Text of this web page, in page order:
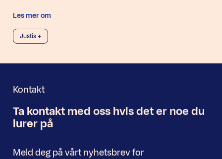
Les mer om
Justis +
Kontakt
Nyhetsbrev
Ta kontakt med oss hvis det er noe du
lurer på
Meld deg på vårt nyhetsbrev for